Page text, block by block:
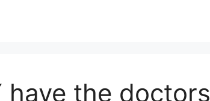
have the doctors